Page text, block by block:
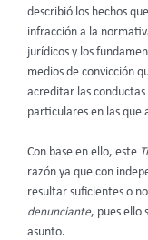
describió los hechos
infracción a la
jurídicos y los
medios de convicción
acreditar las
particulares en las que
Con base en ello, este
razón ya que con
resultar suficientes o
denunciante, pues ello
asunto.